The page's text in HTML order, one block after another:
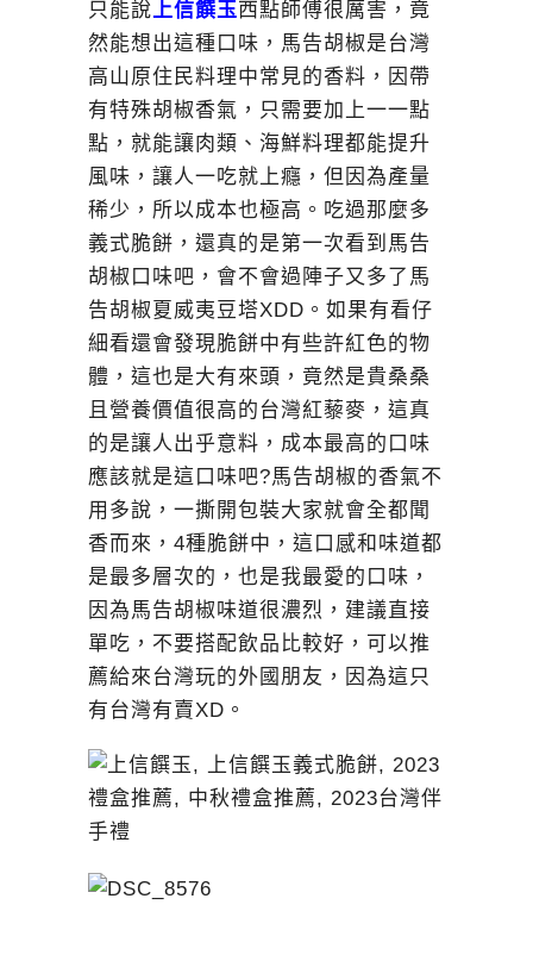
只能說 上信饌玉西點師傅很厲害，竟
然能想出這種口味，馬告胡椒是台灣
高山原住民料理中常見的香料，因帶
有特殊胡椒香氣，只需要加上一一點
點，就能讓肉類、海鮮料理都能提升
風味，讓人一吃就上癮，但因為產量
稀少，所以成本也極高。吃過那麼多
義式脆餅，還真的是第一次看到馬告
胡椒口味吧，會不會過陣子又多了馬
告胡椒夏威夷豆塔XDD。如果有看仔
細看還會發現脆餅中有些許紅色的物
體，這也是大有來頭，竟然是貴桑桑
且營養價值很高的台灣紅藜麥，這真
的是讓人出乎意料，成本最高的口味
應該就是這口味吧?馬告胡椒的香氣不
用多說，一撕開包裝大家就會全都聞
香而來，4種脆餅中，這口感和味道都
是最多層次的，也是我最愛的口味，
因為馬告胡椒味道很濃烈，建議直接
單吃，不要搭配飲品比較好，可以推
薦給來台灣玩的外國朋友，因為這只
有台灣有賣XD。